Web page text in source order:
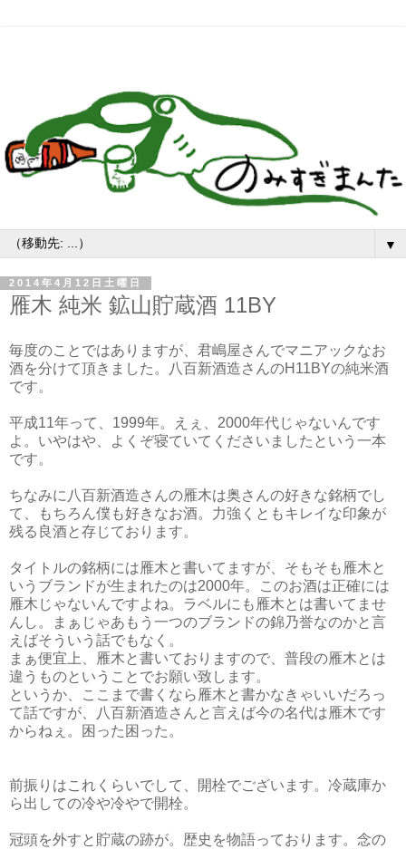
▼
2014年4月12日土曜日
雁木 純米 鉱山貯蔵酒 11BY
毎度のことではありますが、君嶋屋さんでマニアックなお
酒を分けて頂きました。八百新酒造さんのH11BYの純米酒
です。
平成11年って、1999年。えぇ、2000年代じゃないんです
よ。いやはや、よくぞ寝ていてくださいましたという一本
です。
ちなみに八百新酒造さんの雁木は奥さんの好きな銘柄でし
て、もちろん僕も好きなお酒。力強くともキレイな印象が
残る良酒と存じております。
タイトルの銘柄には雁木と書いてますが、そもそも雁木と
いうブランドが生まれたのは2000年。このお酒は正確には
雁木じゃないんですよね。ラベルにも雁木とは書いてませ
んし。まぁじゃあもう一つのブランドの錦乃誉なのかと言
えばそういう話でもなく。
まぁ便宜上、雁木と書いておりますので、普段の雁木とは
違うものということでお願い致します。
というか、ここまで書くなら雁木と書かなきゃいいだろっ
て話ですが、八百新酒造さんと言えば今の名代は雁木です
からねぇ。困った困った。
前振りはこれくらいでして、開栓でございます。冷蔵庫か
ら出しての冷や冷やで開栓。
冠頭を外すと貯蔵の跡が。歴史を物語っております。念の